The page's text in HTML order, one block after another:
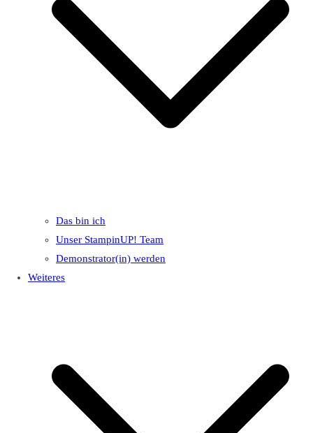
Das bin ich
Unser StampinUP! Team
Demonstrator(in) werden
Weiteres